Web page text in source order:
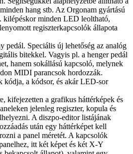
hang stb. Az Orgonam gyártású
minden LED leoltható,
regiszterkapcsolók állapota
pedál. Speciális új lehetőség az analóg
bitekkel. Vagyis pl. a henger pedál
hanem sokállású kapcsoló, melynek
MIDI parancsok hordozzák.
kódja, a kódsor, és akár LED-sor
kifejezetten a grafikus háttérképek és
jelenleg regiszter, kopula és
A diszpo-editor listájának
után egy háttérképet kell
a panel méretét. A kapcsolók
itt két képet és két X-Y